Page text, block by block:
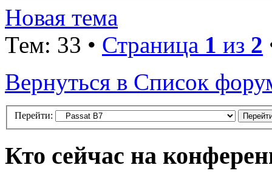
Новая тема
Тем: 33 • Страница 1 из 2
Вернуться в Список
Перейти:
Кто сейчас на